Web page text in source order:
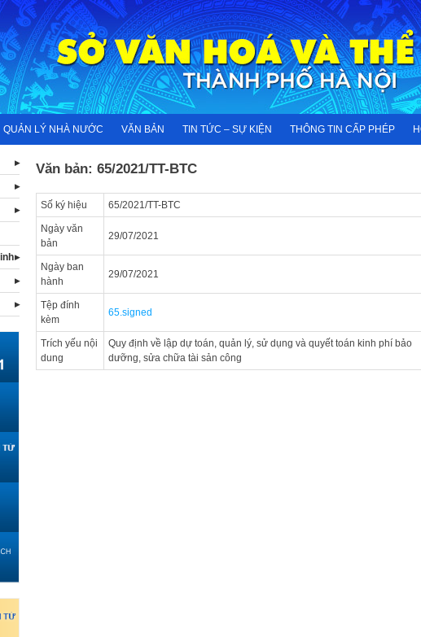
QUẢN LÝ NHÀ NƯỚC VĂN BẢN TIN TỨC – SỰ KIỆN THÔNG TIN CẤP PHÉP
Văn bản: 65/2021/TT-BTC
Số ký hiệu 65/2021/TT-BTC
Ngày văn
bản
29/07/2021
Ngày ban
hành
29/07/2021
Tệp đính
kèm
65.signed
Trích yếu nội
dung
Quy định về lập dự toán, quản lý, sử dụng và quyết toán kinh phí bảo
dưỡng, sửa chữa tài sản công